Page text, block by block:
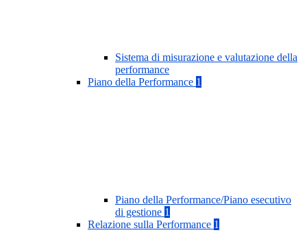
Sistema di misurazione e valutazione della
performance
Piano della Performance 1
Piano della Performance/Piano esecutivo
di gestione 1
Relazione sulla Performance 1